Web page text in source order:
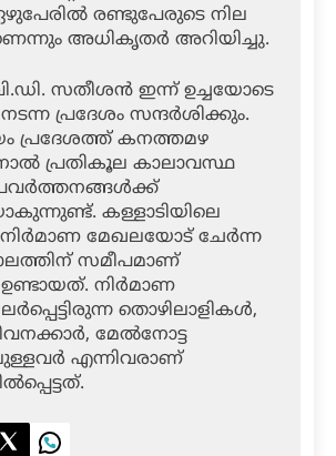
രണ്ടുപേരുടെ നില
അധികൃതർ അറിയിച്ചു.
സതീശൻ ഇന്ന് ഉച്ചയോടെ
നടന്ന പ്രദേശം സന്ദർശിക്കും.
പ്രദേശത്ത് കനത്തമഴ
പ്രതികൂല കാലാവസ്ഥ
കള്ളാടിയിലെ
മേഖലയോട് ചേർന്ന
സമീപമാണ്
ഉണ്ടായത്. നിർമാണ
തൊഴിലാളികൾ,
മേൽനോട്ട
എന്നിവരാണ്